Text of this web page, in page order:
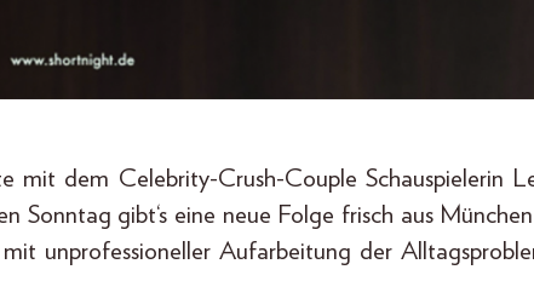
dem Celebrity-Crush-Couple Schauspielerin
Sonntag gibt‘s eine neue Folge frisch aus
unprofessioneller Aufarbeitung der